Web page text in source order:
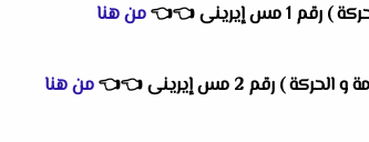
1 مس إيرينى 👈
👈من هنا
) رقم 2 مس إيرينى 👈
👈من هنا